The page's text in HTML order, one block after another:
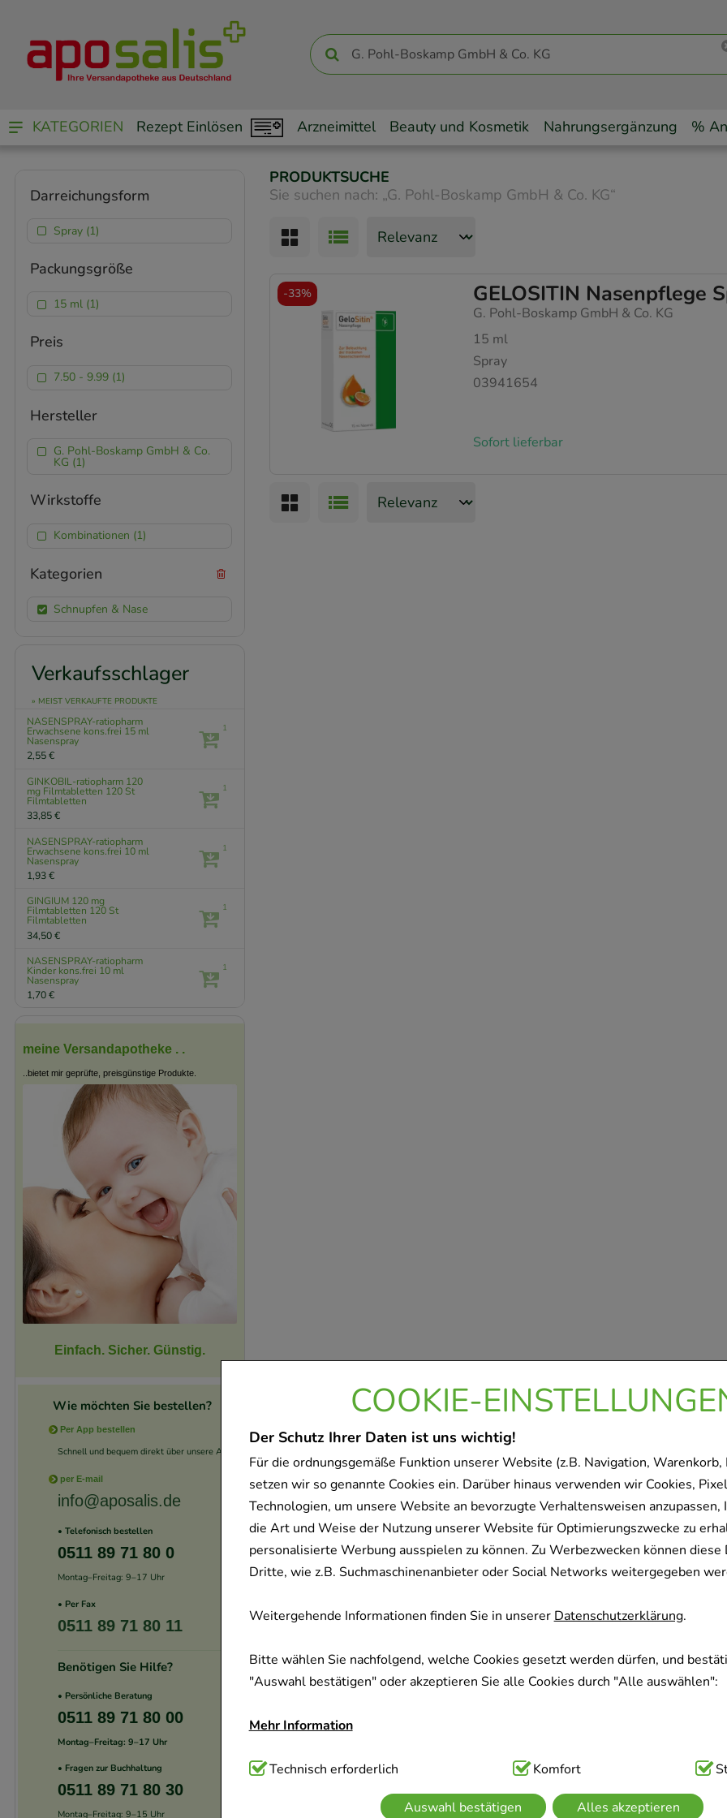
COOKIE-
Der Schutz Ihrer Daten ist uns wichtig!
Für die ordnungsgemäße Funktion unserer Website (z.B. Navigation, Warenkorb,
setzen wir so genannte Cookies ein. Darüber hinaus verwenden wir Cookies,
Technologien, um unsere Website an bevorzugte Verhaltensweisen anzupassen,
die Art und Weise der Nutzung unserer Website für Optimierungszwecke zu
personalisierte Werbung ausspielen zu können. Zu Werbezwecken können diese
Dritte, wie z.B. Suchmaschinenanbieter oder Social Networks weitergegeben
Weitergehende Informationen finden Sie in unsererDatenschutzerklärung.
Bitte wählen Sie nachfolgend, welche Cookies gesetzt werden dürfen, und
"Auswahl bestätigen" oder akzeptieren Sie alle Cookies durch "Alle auswählen":
Mehr Information
Technisch Notwendig:Hierbei handelt es sich um Cookies, die für die
Website notwendig sind (z.B. Navigation, Warenkorb, Kundenkonto), weshalb
verzichtet werden kann.
Technisch erforderlich Komfort
Auswahl bestätigen Alles akzeptieren
KATEGORIEN Rezept Einlösen Arzneimittel Beauty und Kosmetik Nahrungsergänzung %
PRODUKTSUCHE
Sie suchen nach: „G. Pohl-Boskamp GmbH & Co. KG“
GELOSITIN Nasenpflege
G. Pohl-Boskamp GmbH & Co. KG
15 ml
Spray
03941654
Sofort lieferbar
-33%
Darreichungsform
Spray (1)
Packungsgröße
15 ml (1)
Preis
7.50 - 9.99 (1)
Hersteller
G. Pohl-Boskamp GmbH & Co.
KG (1)
Wirkstoffe
Kombinationen (1)
Kategorien
Schnupfen & Nase
Verkaufsschlager
» MEIST VERKAUFTE PRODUKTE
NASENSPRAY-ratiopharm
Erwachsene kons.frei 15 ml
Nasenspray
2,55 €
1
GINKOBIL-ratiopharm 120
mg Filmtabletten 120 St
Filmtabletten
33,85 €
1
NASENSPRAY-ratiopharm
Erwachsene kons.frei 10 ml
Nasenspray
1,93 €
1
GINGIUM 120 mg
Filmtabletten 120 St
Filmtabletten
34,50 €
1
NASENSPRAY-ratiopharm
Kinder kons.frei 10 ml
Nasenspray
1,70 €
1
meine Versandapotheke . .
..bietet mir geprüfte, preisgünstige Produkte.
Einfach. Sicher. Günstig.
Wie möchten Sie bestellen?
Per App bestellen
Schnell und bequem direkt über unsere App.
per E-mail
info@aposalis.de
• Telefonisch bestellen
0511 89 71 80 0
Montag–Freitag: 9–17 Uhr
• Per Fax
0511 89 71 80 11
Benötigen Sie Hilfe?
• Persönliche Beratung
0511 89 71 80 00
Montag–Freitag: 9–17 Uhr
• Fragen zur Buchhaltung
0511 89 71 80 30
Montag–Freitag: 9–15 Uhr